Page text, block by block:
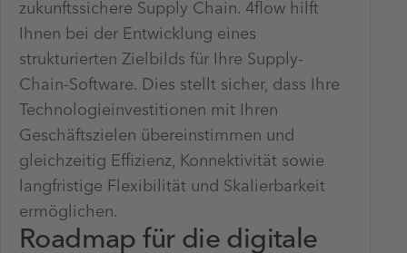
zukunftssichere Supply Chain. 4flow hilft
Ihnen bei der Entwicklung eines
strukturierten Zielbilds für Ihre Supply-
Chain-Software. Dies stellt sicher, dass Ihre
Technologieinvestitionen mit Ihren
Geschäftszielen übereinstimmen und
gleichzeitig Effizienz, Konnektivität sowie
langfristige Flexibilität und Skalierbarkeit
ermöglichen.
Roadmap für die digitale